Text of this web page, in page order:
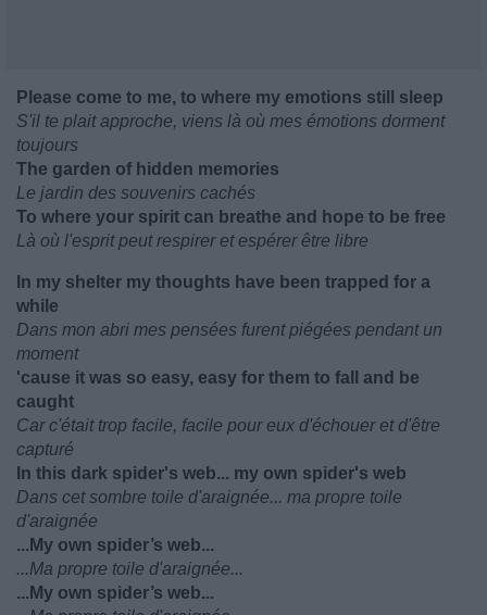
Please come to me, to where my emotions still sleep
S'il te plait approche, viens là où mes émotions dorment
toujours
The garden of hidden memories
Le jardin des souvenirs cachés
To where your spirit can breathe and hope to be free
Là où l'esprit peut respirer et espérer être libre
In my shelter my thoughts have been trapped for a
while
Dans mon abri mes pensées furent piégées pendant un
moment
'cause it was so easy, easy for them to fall and be
caught
Car c'était trop facile, facile pour eux d'échouer et d'être
capturé
In this dark spider's web... my own spider's web
Dans cet sombre toile d'araignée... ma propre toile
d'araignée
...My own spider’s web...
...Ma propre toile d'araignée...
...My own spider’s web...